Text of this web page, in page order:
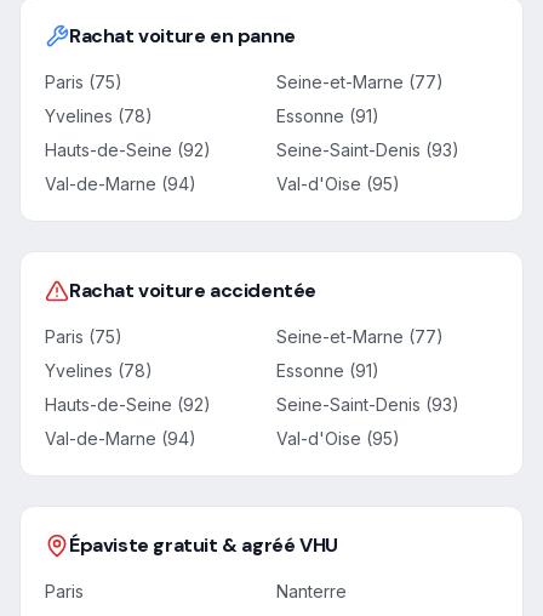
Rachat voiture en panne
Paris (75)
Seine-et-Marne (77)
Yvelines (78)
Essonne (91)
Hauts-de-Seine (92)
Seine-Saint-Denis (93)
Val-de-Marne (94)
Val-d'Oise (95)
Rachat voiture accidentée
Paris (75)
Seine-et-Marne (77)
Yvelines (78)
Essonne (91)
Hauts-de-Seine (92)
Seine-Saint-Denis (93)
Val-de-Marne (94)
Val-d'Oise (95)
Épaviste gratuit & agréé VHU
Paris
Nanterre